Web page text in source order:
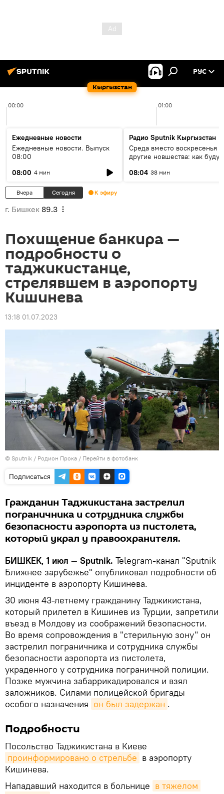
Кыргызстан
РУС
00:00 01:00
Ежедневные новости
Ежедневные новости. Выпуск
08:00
08:00 4 мин
Радио Sputnik Кыргызстан
Среда вместо воскресенья и
другие новшества: как будут
08:04 38 мин
Вчера Сегодня К эфиру
г. Бишкек 89.3
Похищение банкира —
подробности о
таджикистанце,
стрелявшем в аэропорту
Кишинева
13:18 01.07.2023
© Sputnik / Родион Прока / Перейти в фотобанк
Подписаться
Гражданин Таджикистана застрелил
пограничника и сотрудника службы
безопасности аэропорта из пистолета,
который украл у правоохранителя.
БИШКЕК, 1 июл — Sputnik. Telegram-канал "Sputnik
Ближнее зарубежье" опубликовал подробности об
инциденте в аэропорту Кишинева.
30 июня 43-летнему гражданину Таджикистана,
который прилетел в Кишинев из Турции, запретили
въезд в Молдову из соображений безопасности.
Во время сопровождения в "стерильную зону" он
застрелил пограничника и сотрудника службы
безопасности аэропорта из пистолета,
украденного у сотрудника пограничной полиции.
Позже мужчина забаррикадировался и взял
заложников. Силами полицейской бригады
особого назначения он был задержан .
Подробности
Посольство Таджикистана в Киеве
проинформировано о стрельбе в аэропорту
Кишинева.
Нападавший находится в больнице в тяжелом